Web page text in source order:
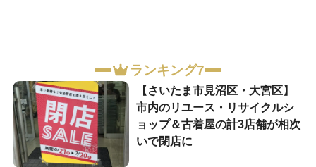
ランキング7
【さいたま市見沼区・大宮区】
市内のリユース・リサイクルシ
ョップ＆古着屋の計3店舗が相次
いで閉店に